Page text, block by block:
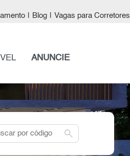
Blog Vagas para Corretores
ANUNCIE
search